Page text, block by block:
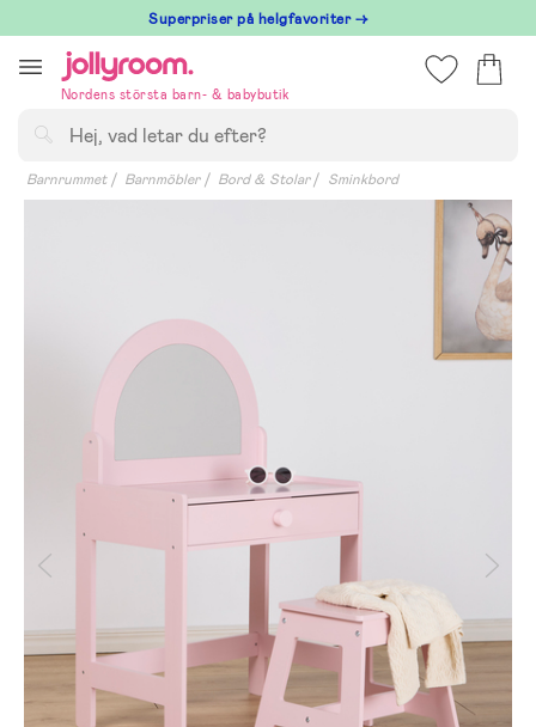
till
innehållet
Superpriser på helgfavoriter →
Nordens största barn- & babybutik
Barnrummet Barnmöbler Bord & Stolar Sminkbord